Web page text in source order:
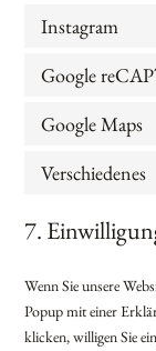
Instagram
Google
Google Maps
Verschiedenes
7.
Wenn Sie unsere
Popup mit einer
klicken, willigen Sie